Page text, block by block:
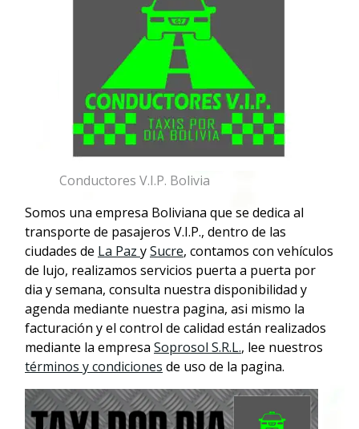
Conductores V.I.P. Bolivia
Somos una empresa Boliviana que se dedica al
transporte de pasajeros V.I.P., dentro de las
ciudades de La Paz ySucre, contamos con vehículos
de lujo, realizamos servicios puerta a puerta por
dia y semana, consulta nuestra disponibilidad y
agenda mediante nuestra pagina, asi mismo la
facturación y el control de calidad están realizados
mediante la empresa Soprosol S.R.L., lee nuestros
términos y condiciones de uso de la pagina.